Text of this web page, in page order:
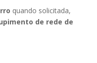
quando solicitada,
de rede de